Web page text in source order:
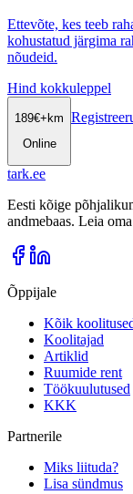
Ettevõte, kes teeb
kohustatud järgima
nõudeid.
Hind kokkuleppel
189€+km
Online
tark.ee
Eesti kõige
andmebaas. Leia
Õppijale
Kõik
Koolitajad
Artiklid
Ruumide rent
Töökuulutused
KKK
Partnerile
Miks liituda?
Lisa sündmus